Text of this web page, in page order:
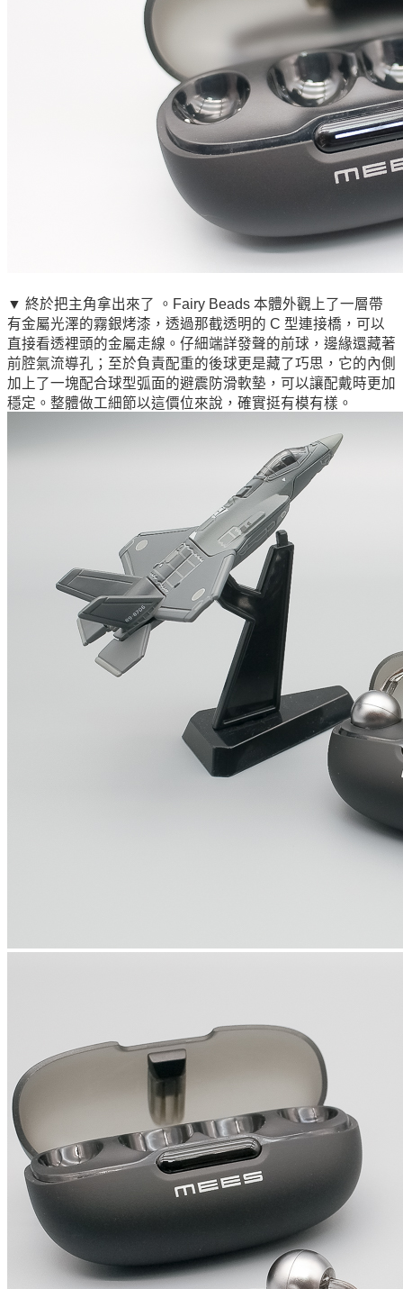
▼ 終於把主角拿出來了 。Fairy Beads 本體外觀上了一層帶
有金屬光澤的霧銀烤漆，透過那截透明的 C 型連接橋，可以
直接看透裡頭的金屬走線。仔細端詳發聲的前球，邊緣還藏著
前腔氣流導孔；至於負責配重的後球更是藏了巧思，它的內側
加上了一塊配合球型弧面的避震防滑軟墊，可以讓配戴時更加
穩定。整體做工細節以這價位來說，確實挺有模有樣。